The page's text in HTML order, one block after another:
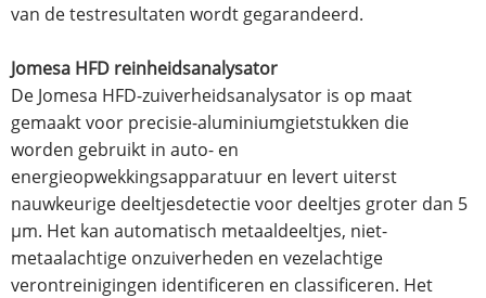
van de testresultaten wordt gegarandeerd.
Jomesa HFD reinheidsanalysator
De Jomesa HFD-zuiverheidsanalysator is op maat
gemaakt voor precisie-aluminiumgietstukken die
worden gebruikt in auto- en
energieopwekkingsapparatuur en levert uiterst
nauwkeurige deeltjesdetectie voor deeltjes groter dan 5
μm. Het kan automatisch metaaldeeltjes, niet-
metaalachtige onzuiverheden en vezelachtige
verontreinigingen identificeren en classificeren. Het